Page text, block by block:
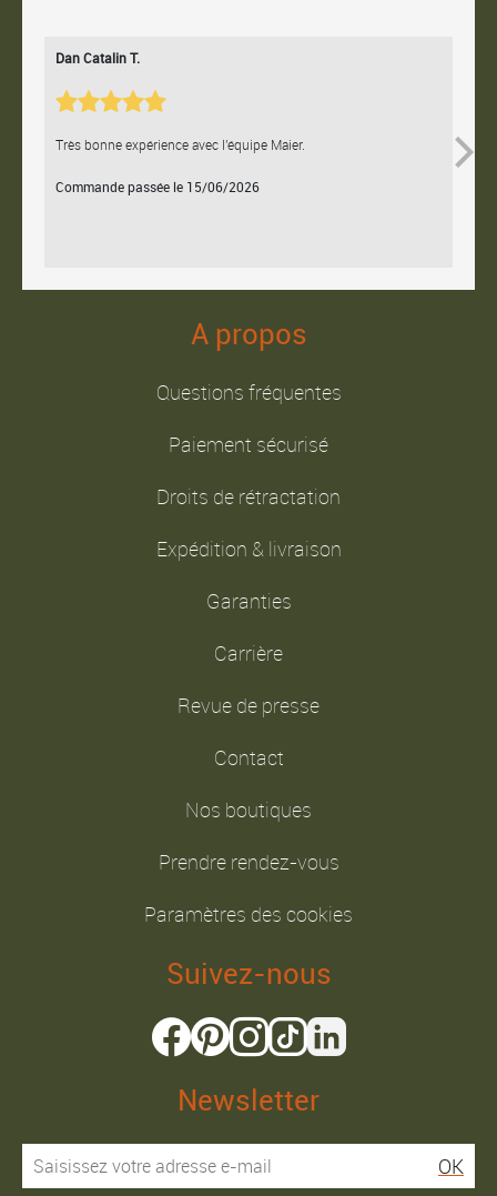
Dan Catalin T.
Très bonne expérience avec l'équipe Maier.
Commande passée le 15/06/2026
A propos
Questions fréquentes
Paiement sécurisé
Droits de rétractation
Expédition & livraison
Garanties
Carrière
Revue de presse
Contact
Nos boutiques
Prendre rendez-vous
Paramètres des cookies
Suivez-nous
Newsletter
OK